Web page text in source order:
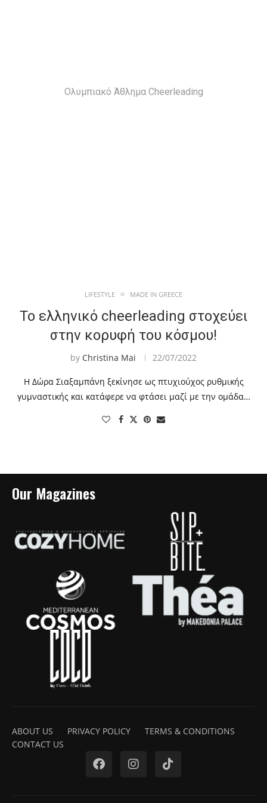
Ολυμπιακό Άθλημα Cheerleading
LIFESTYLE MADE IN GREECE
Το ελληνικό cheerleading στοχεύει
στην κορυφή του κόσμου!
by Christina Mai 22/07/2022
Η Δώρα Σιαξαμπάνη ξεκίνησε ως πτυχιούχος ρυθμικής
γυμναστικής και κατάφερε να φτάσει μαζί με την ομάδα…
Our Magazines
ABOUT US PRIVACY POLICY
TERMS & CONDITIONS
CONTACT US